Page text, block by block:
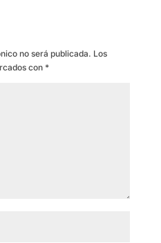
no será publicada. Los
con *